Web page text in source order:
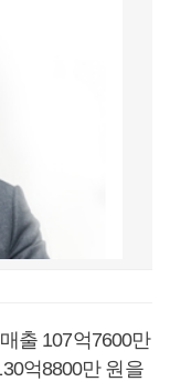
출 107억7600만
억8800만 원을